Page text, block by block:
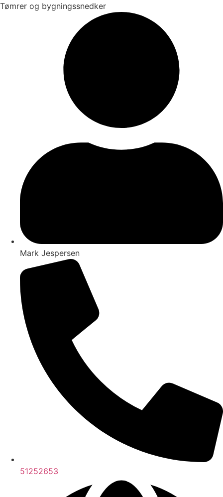
Tømrer og bygningssnedker
Mark Jespersen
51252653